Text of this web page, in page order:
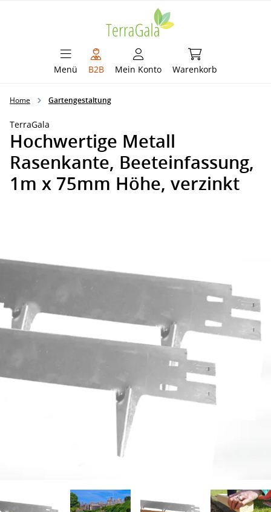
Menü B2B Mein Konto Warenkorb
Warenkorb
Home Gartengestaltung
TerraGala
Hochwertige Metall
Rasenkante, Beeteinfassung,
1m x 75mm Höhe, verzinkt